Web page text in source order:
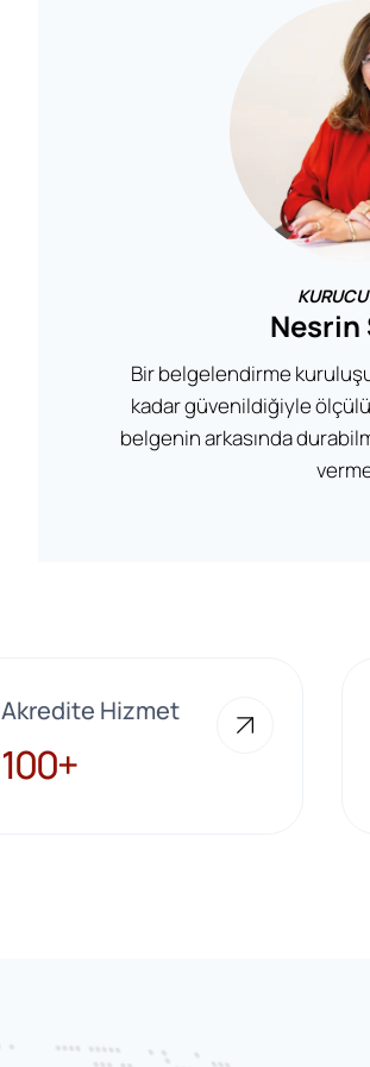
Nesrin
Bir belgelendirme
kadar güvenildiğiyle
belgenin arkasında
Akredite Hizmet
100+
100+